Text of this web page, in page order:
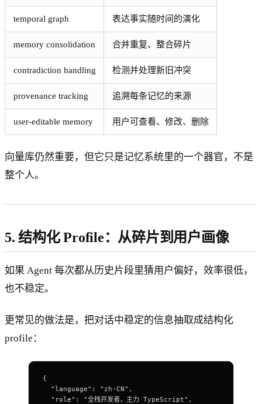
temporal graph 表达事实随时间的演化
memory consolidation 合并重复、整合碎片
contradiction handling 检测并处理新旧冲突
provenance tracking 追溯每条记忆的来源
user-editable memory 用户可查看、修改、删除
向量库仍然重要，但它只是记忆系统里的一个器官，不是
整个人。
5. 结构化 Profile：从碎片到用户画像
如果 Agent 每次都从历史片段里猜用户偏好，效率很低，
也不稳定。
更常见的做法是，把对话中稳定的信息抽取成结构化
profile：
{
  "language": "zh-CN",
  "role": "全栈开发者，主力 TypeScript",